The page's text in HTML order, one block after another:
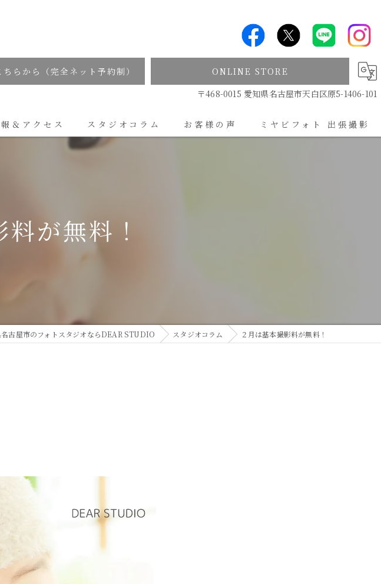
らから（完全ネット予約制）
ONLINE STORE
〒468-0015 愛知県名古屋市天白区原5-1406-101
＆アクセス スタジオコラム お客様の声 ミヤビフォト 出張撮影
が無料！
名古屋市のフォトスタジオならDEAR STUDIO スタジオコラム ２月は基本撮影料が無料！